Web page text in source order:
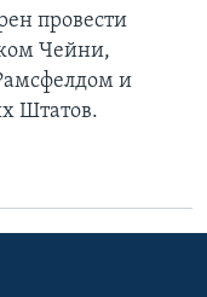
провести
Чейни,
и
Штатов.